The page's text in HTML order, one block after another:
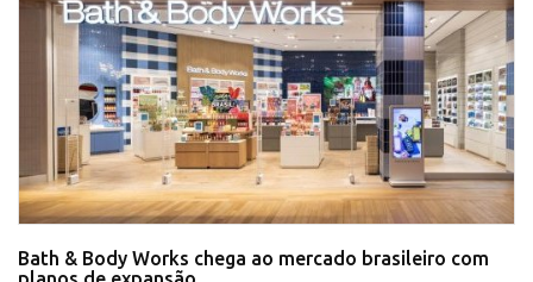
Bath & Body Works chega ao mercado brasileiro com